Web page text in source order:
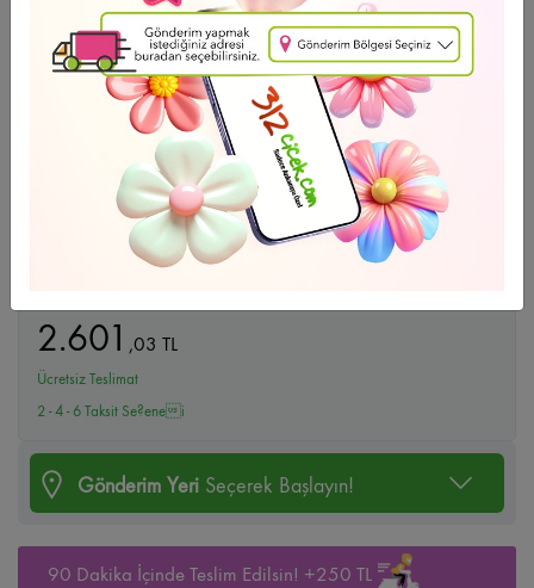
2.601 ,03 TL
Ücretsiz Teslimat
2 - 4 - 6 Taksit Se?enei
Gönderim Yeri Seçerek Başlayın!
90 Dakika İçinde Teslim Edilsin! +250 TL